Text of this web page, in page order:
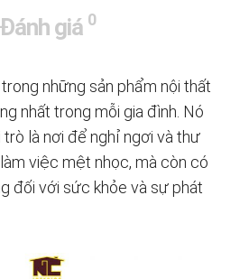
Đánh giá 0
những sản phẩm nội thất
nhất trong mỗi gia đình. Nó
trò là nơi để nghỉ ngơi và thư
việc mệt nhọc, mà còn có
đối với sức khỏe và sự phát